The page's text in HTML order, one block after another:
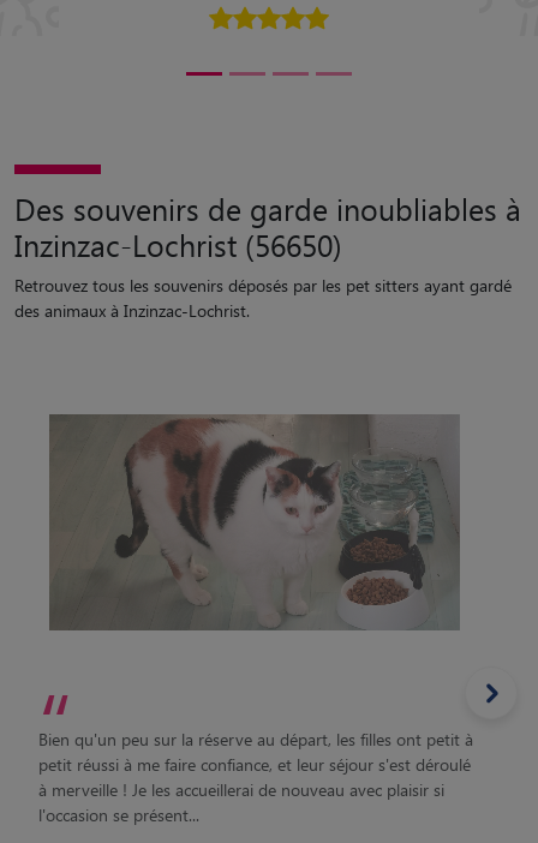
Des souvenirs de garde inoubliables à
Inzinzac-Lochrist (56650)
Retrouvez tous les souvenirs déposés par les pet sitters ayant gardé
des animaux à Inzinzac-Lochrist.
“
Bien qu'un peu sur la réserve au départ, les filles ont petit à
petit réussi à me faire confiance, et leur séjour s'est déroulé
à merveille ! Je les accueillerai de nouveau avec plaisir si
l'occasion se présent...